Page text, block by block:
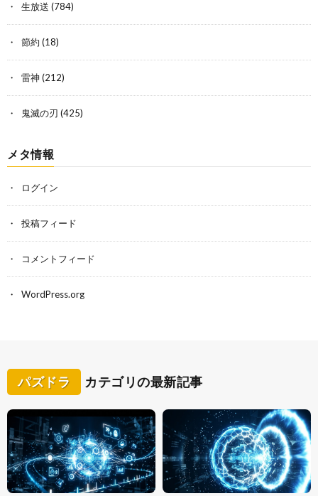
生放送 (784)
節約 (18)
雷神 (212)
鬼滅の刃 (425)
メタ情報
ログイン
投稿フィード
コメントフィード
WordPress.org
パズドラ カテゴリの最新記事